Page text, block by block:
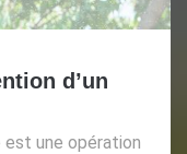
d’un
est une opération